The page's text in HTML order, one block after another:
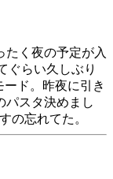
たく夜の予定が入
ぐらい久しぶり
ド。昨夜に引き
パスタ決めまし
の忘れてた。